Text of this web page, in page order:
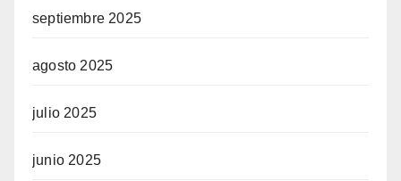
septiembre 2025
agosto 2025
julio 2025
junio 2025